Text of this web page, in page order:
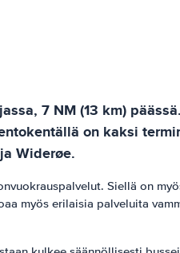
7 NM (13 km)
on kaksi
Widerøe.
Siellä on
myös erilaisia ​​palveluita